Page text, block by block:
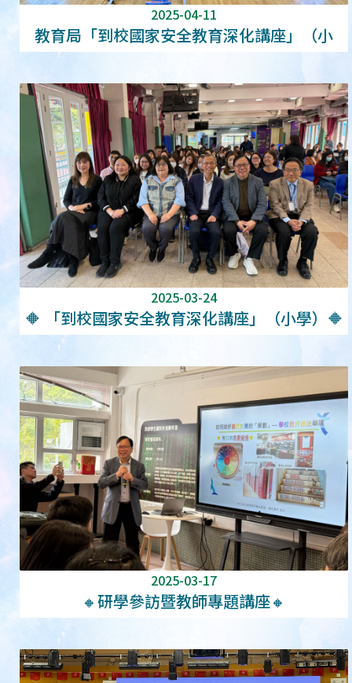
2025-04-11
教育局「到校國家安全教育深化講座」（小
2025-03-24
🔶 「到校國家安全教育深化講座」（小學）🔶
2025-03-17
🔸研學參訪暨教師專題講座🔸